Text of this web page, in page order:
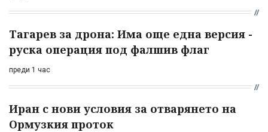
Тагарев за дрона: Има още една версия -
руска операция под фалшив флаг
преди 1 час
Иран с нови условия за отварянето на
Ормузкия проток